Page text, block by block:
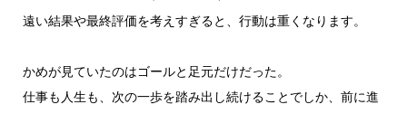
遠い結果や最終評価を考えすぎると、行動は重くなります。
かめが見ていたのはゴールと足元だけだった。
仕事も人生も、次の一歩を踏み出し続けることでしか、前に進